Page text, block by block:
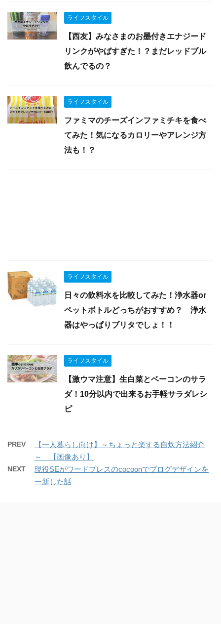
ライフスタイル
【西友】みなさまのお墨付きエナジード
リンクがやばすぎた！？まだレッドブル
飲んでるの？
ライフスタイル
ファミマのチーズインファミチキを食べ
てみた！気になるカロリーやアレンジ方
法も！？
ライフスタイル
日々の飲料水を比較してみた！浄水器or
ペットボトルどっちがおすすめ？ 浄水
器はやっぱりブリタでしょ！！
ライフスタイル
【激ウマ注意】生白菜とベーコンのサラ
ダ！10分以内で出来るお手軽サラダレシ
ピ
PREV
【一人暮らし向け】～ちょっと楽する自炊方法紹介
～ 【画像あり】
NEXT
現役SEがワードプレスのcocoonでブログデザインを
一新した話